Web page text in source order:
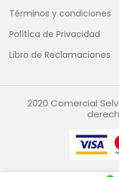
Términos y condiciones
Política de Privacidad
Libro de Reclamaciones
2020 Comercial